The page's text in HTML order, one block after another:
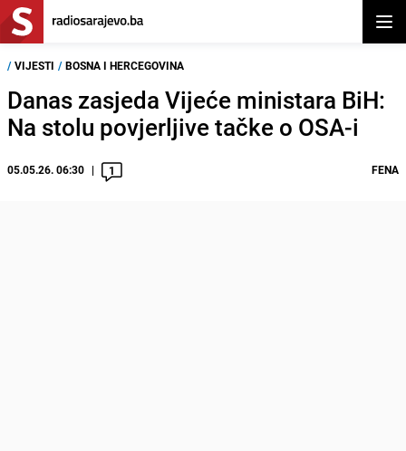
/ VIJESTI / BOSNA I HERCEGOVINA
Danas zasjeda Vijeće ministara BiH:
Na stolu povjerljive tačke o OSA-i
05.05.26. 06:30 1 FENA